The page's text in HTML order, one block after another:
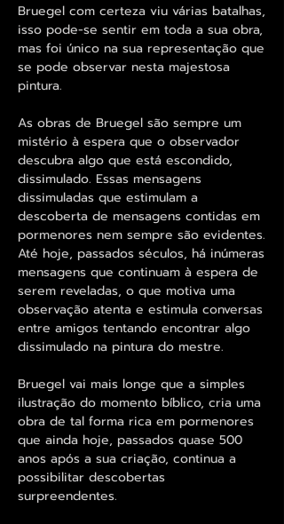
Bruegel com certeza viu várias batalhas,
isso pode-se sentir em toda a sua obra,
mas foi único na sua representação que
se pode observar nesta majestosa
pintura.
As obras de Bruegel são sempre um
mistério à espera que o observador
descubra algo que está escondido,
dissimulado. Essas mensagens
dissimuladas que estimulam a
descoberta de mensagens contidas em
pormenores nem sempre são evidentes.
Até hoje, passados séculos, há inúmeras
mensagens que continuam à espera de
serem reveladas, o que motiva uma
observação atenta e estimula conversas
entre amigos tentando encontrar algo
dissimulado na pintura do mestre.
Bruegel vai mais longe que a simples
ilustração do momento bíblico, cria uma
obra de tal forma rica em pormenores
que ainda hoje, passados quase 500
anos após a sua criação, continua a
possibilitar descobertas
surpreendentes.